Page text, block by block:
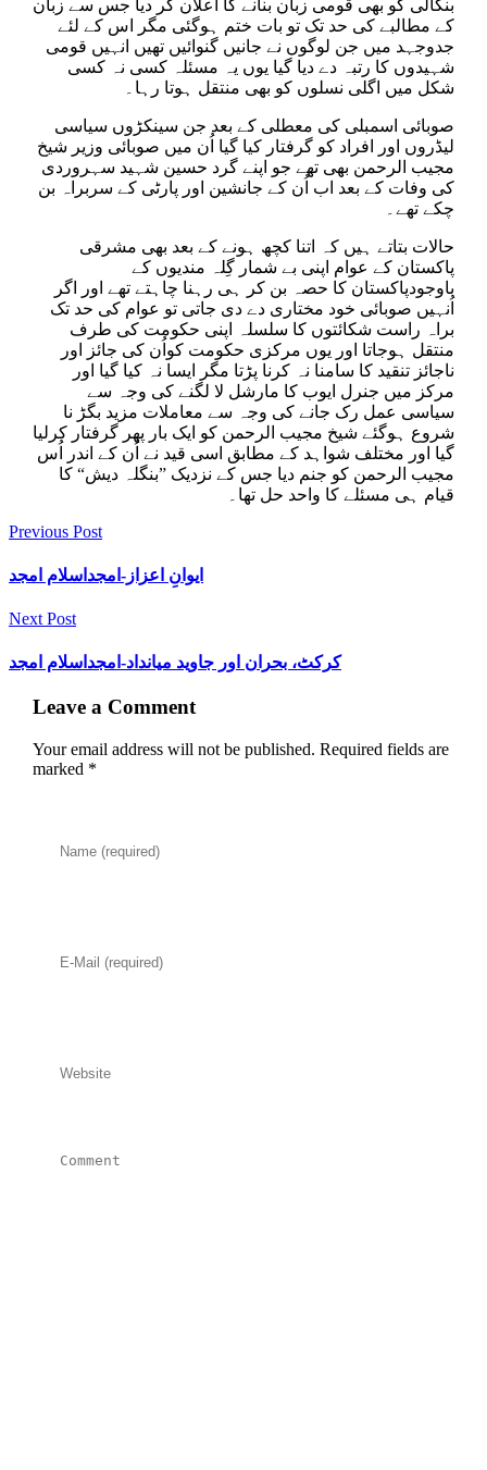
بنگالی کو بھی قومی زبان بنانے کا اعلان کر دیا جس سے زبان
کے مطالبے کی حد تک تو بات ختم ہوگئی مگر اس کے لئے
جدوجہد میں جن لوگوں نے جانیں گنوائیں تھیں انہیں قومی
شہیدوں کا رتبہ دے دیا گیا یوں یہ مسئلہ کسی نہ کسی
شکل میں اگلی نسلوں کو بھی منتقل ہوتا رہا۔
صوبائی اسمبلی کی معطلی کے بعد جن سینکڑوں سیاسی
لیڈروں اور افراد کو گرفتار کیا گیا اُن میں صوبائی وزیر شیخ
مجیب الرحمن بھی تھے جو اپنے گرد حسین شہید سہروردی
کی وفات کے بعد اب اُن کے جانشین اور پارٹی کے سربراہ بن
چکے تھے۔
حالات بتاتے ہیں کہ اتنا کچھ ہونے کے بعد بھی مشرقی
پاکستان کے عوام اپنی بے شمار گِلہ مندیوں کے
باوجودپاکستان کا حصہ بن کر ہی رہنا چاہتے تھے اور اگر
اُنہیں صوبائی خود مختاری دے دی جاتی تو عوام کی حد تک
براہ راست شکائتوں کا سلسلہ اپنی حکومت کی طرف
منتقل ہوجاتا اور یوں مرکزی حکومت کواُن کی جائز اور
ناجائز تنقید کا سامنا نہ کرنا پڑتا مگر ایسا نہ کیا گیا اور
مرکز میں جنرل ایوب کا مارشل لا لگنے کی وجہ سے
سیاسی عمل رک جانے کی وجہ سے معاملات مزید بگڑ نا
شروع ہوگئے شیخ مجیب الرحمن کو ایک بار پھر گرفتار کرلیا
گیا اور مختلف شواہد کے مطابق اسی قید نے اُن کے اندر اُس
مجیب الرحمن کو جنم دیا جس کے نزدیک ”بنگلہ دیش“ کا
قیام ہی مسئلے کا واحد حل تھا۔
Previous Post
ایوانِ اعزاز-امجداسلام امجد
Next Post
کرکٹ، بحران اور جاوید میانداد-امجداسلام امجد
Leave a Comment
Your email address will not be published. Required fields are
marked *